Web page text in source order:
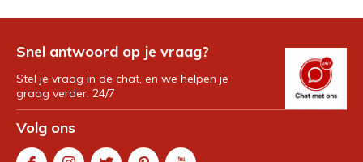
Snel antwoord op je vraag?
Stel je vraag in de chat, en we helpen je
graag verder. 24/7
Volg ons